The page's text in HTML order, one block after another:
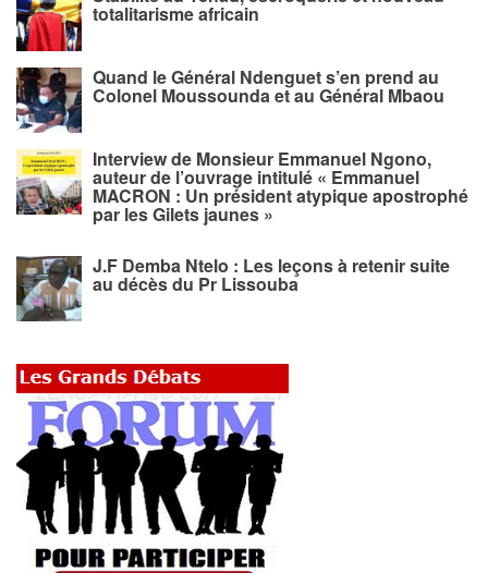
totalitarisme africain
Quand le Général Ndenguet s’en prend au
Colonel Moussounda et au Général Mbaou
Interview de Monsieur Emmanuel Ngono,
auteur de l’ouvrage intitulé « Emmanuel
MACRON : Un président atypique apostrophé
par les Gilets jaunes »
J.F Demba Ntelo : Les leçons à retenir suite
au décès du Pr Lissouba